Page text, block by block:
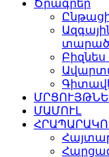
Ծրագրեր
ՄԱՄՈՒԼ